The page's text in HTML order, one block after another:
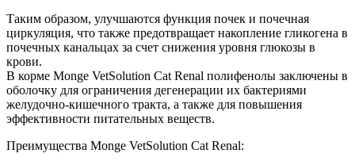
Таким образом, улучшаются функция почек и почечная
циркуляция, что также предотвращает накопление гликогена в
почечных канальцах за счет снижения уровня глюкозы в
крови.
В корме Monge VetSolution Cat Renal полифенолы заключены в
оболочку для ограничения дегенерации их бактериями
желудочно-кишечного тракта, а также для повышения
эффективности питательных веществ.
Преимущества Monge VetSolution Cat Renal: